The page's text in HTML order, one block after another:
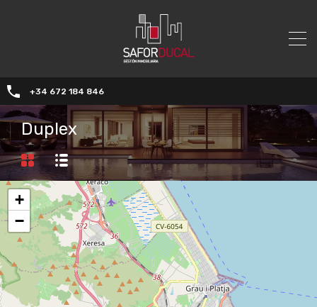
+34 672 184 846
Duplex
+
−